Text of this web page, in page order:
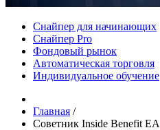
Снайпер для начинающих
Снайпер Pro
Фондовый рынок
Автоматическая торговля
Индивидуальное обучение
Главная /
Советник Inside Benefit EA